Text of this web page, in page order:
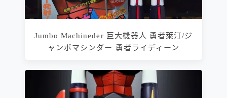
Jumbo Machineder 巨大機器人 勇者萊汀/ジ
ャンボマシンダー 勇者ライディーン